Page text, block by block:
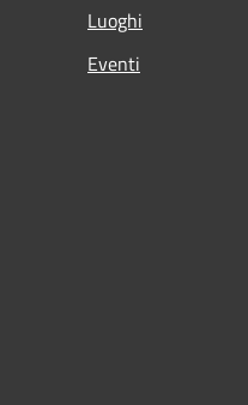
Luoghi
Eventi